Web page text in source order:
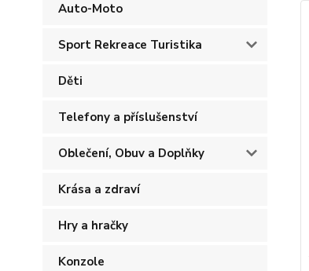
Auto-Moto
Sport Rekreace Turistika
Děti
Telefony a příslušenství
Oblečení, Obuv a Doplňky
Krása a zdraví
Hry a hračky
Konzole